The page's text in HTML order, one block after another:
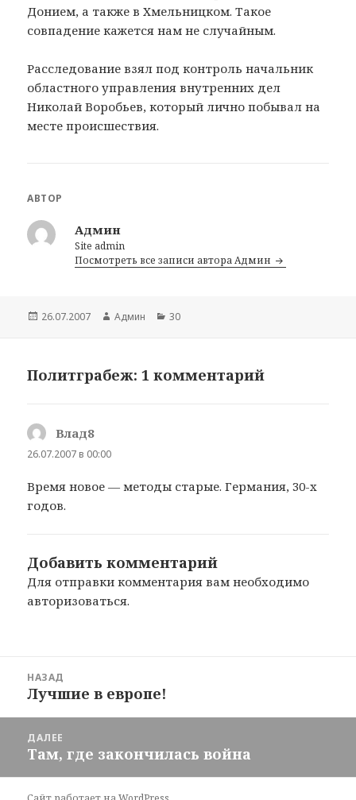
Донием, а также в Хмельницком. Такое
совпадение кажется нам не случайным.
Расследование взял под контроль начальник
областного управления внутренних дел
Николай Воробьев, который лично побывал на
месте происшествия.
АВТОР
Админ
Site admin
Посмотреть все записи автора Админ
Опубликовано
26.07.2007 Автор
Админ Рубрики
30
Политграбеж: 1 комментарий
Влад8:
26.07.2007 в 00:00
Время новое — методы старые. Германия, 30-х
годов.
Добавить комментарий
Для отправки комментария вам необходимо
авторизоваться.
записям
НАЗАД
Предыдущая
запись:
Лучшие в европе!
ДАЛЕЕ
Следующая
запись:
Там, где закончилась война